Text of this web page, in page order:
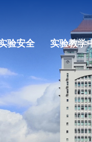
验安全 实验教学